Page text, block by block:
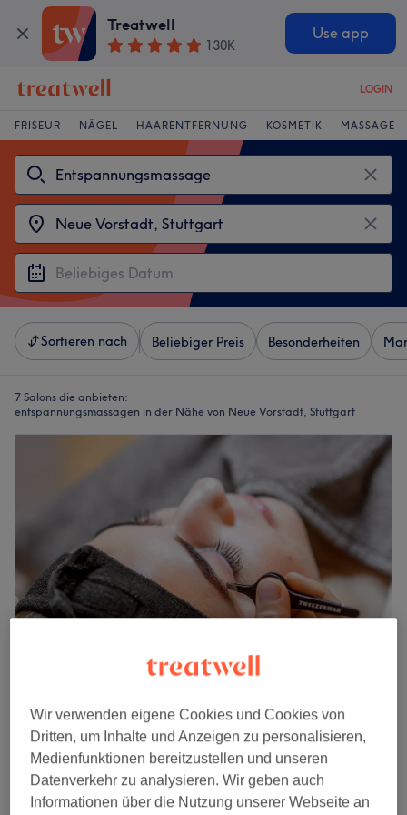
Treatwell
130K
Use app
LOGIN
FRISEUR NÄGEL HAARENTFERNUNG KOSMETIK MASSAGE
Sortieren nach Beliebiger Preis Besonderheiten
7 Salons die anbieten:
entspannungsmassagen in der Nähe von Neue Vorstadt, Stuttgart
4,7
67 Bewertungen
Mitte, Stuttgart
Auf Karte anzeigen
Classic Massage
1 Std. - 1 Std. 30 Min.
Wir verwenden eigene Cookies und Cookies von
Dritten, um Inhalte und Anzeigen zu personalisieren,
Medienfunktionen bereitzustellen und unseren
Datenverkehr zu analysieren. Wir geben auch
Informationen über die Nutzung unserer Webseite an